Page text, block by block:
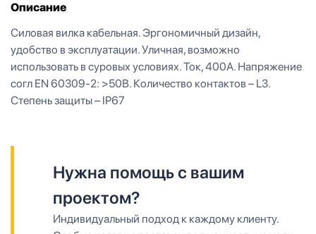
Описание
Силовая вилка кабельная. Эргономичный дизайн,
удобство в эксплуатации. Уличная, возможно
использовать в суровых условиях. Ток, 400А. Напряжение
согл EN 60309-2: >50В. Количество контактов – L3.
Степень защиты – IP67
Нужна помощь с вашим
проектом?
Индивидуальный подход к каждому клиенту.